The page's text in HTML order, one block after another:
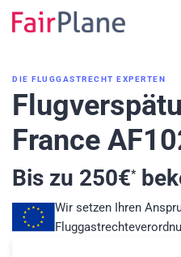
DIE FLUGGASTRECHT EXPERTEN
France
Bis zu 250€*
Wir setzen Ihren